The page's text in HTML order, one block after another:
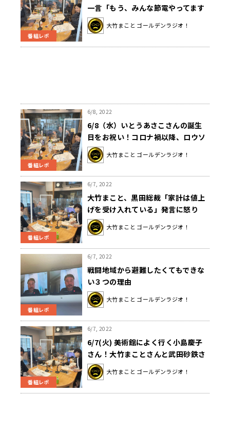
番組レポ
一言「もう、みんな節電やってます
って」
大竹まこと ゴールデンラジオ！
番組レポ
6/8, 2022
6/8（水）いとうあさこさんの誕生
日をお祝い！コロナ禍以降、ロウソ
クの火を消すセレモニーはなくなっ
た…？
大竹まこと ゴールデンラジオ！
番組レポ
6/7, 2022
大竹まこと、黒田総裁「家計は値上
げを受け入れている」発言に怒り
「それは違うんじゃない？」
大竹まこと ゴールデンラジオ！
番組レポ
6/7, 2022
戦闘地域から避難したくてもできな
い３つの理由
大竹まこと ゴールデンラジオ！
番組レポ
6/7, 2022
6/7(火) 美術館によく行く小島慶子
さん！大竹まことさんと武田砂鉄さ
んは？？
大竹まこと ゴールデンラジオ！